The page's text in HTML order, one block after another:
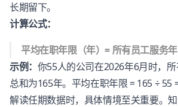
长期留下。
计算公式：
平均在职年限（年）= 所有员工服务
示例： 你55人的公司在2026年6月时，
总和为165年。平均在职年限 = 165 ÷ 55
解读任期数据时，具体情境至关重要。